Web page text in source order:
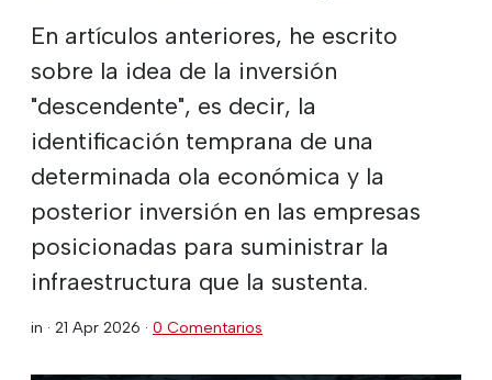
En artículos anteriores, he escrito
sobre la idea de la inversión
"descendente", es decir, la
identificación temprana de una
determinada ola económica y la
posterior inversión en las empresas
posicionadas para suministrar la
infraestructura que la sustenta.
in · 21 Apr 2026 · 0 Comentarios